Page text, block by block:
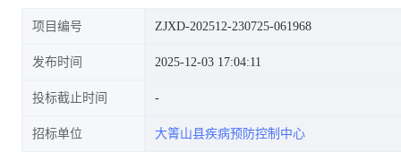
项目编号 ZJXD-202512-230725-061968
发布时间 2025-12-03 17:04:11
投标截止时间
招标单位 大箐山县疾病预防控制中心